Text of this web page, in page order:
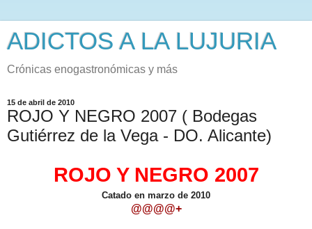
ADICTOS A LA LUJURIA
Crónicas enogastronómicas y más
15 de abril de 2010
ROJO Y NEGRO 2007 ( Bodegas
Gutiérrez de la Vega - DO. Alicante)
ROJO Y NEGRO 2007
Catado en marzo de 2010
@@@@+